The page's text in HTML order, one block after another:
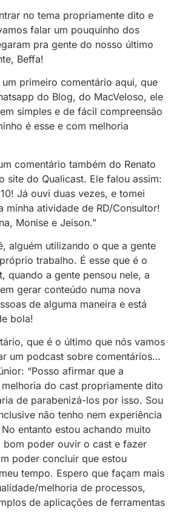
no tema propriamente dito e
falar um pouquinho dos
pra gente do nosso último
Beffa!
primeiro comentário aqui, que
do Blog, do MacVeloso, ele
simples e de fácil compreensão
é esse e com melhoria
comentário também do Renato
site do Qualicast. Ele falou assim:
Já ouvi duas vezes, e tomei
minha atividade de RD/Consultor!
Monise e Jeison.”
alguém utilizando o que a gente
trabalho. É esse que é o
quando a gente pensou nele, a
gerar conteúdo numa nova
de alguma maneira e está
bola!
que é o último que nós vamos
um podcast sobre comentários…
“Posso afirmar que a
do cast propriamente dito
de parabenizá-los por isso. Sou
não tenho nem experiência
entanto estou achando muito
bom poder ouvir o cast e fazer
poder concluir que estou
tempo. Espero que façam mais
melhoria de processos,
de aplicações de ferramentas